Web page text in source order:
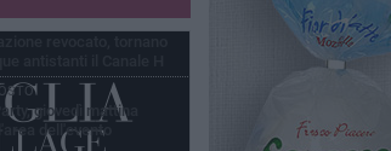
giovedì mattina
dell'evento